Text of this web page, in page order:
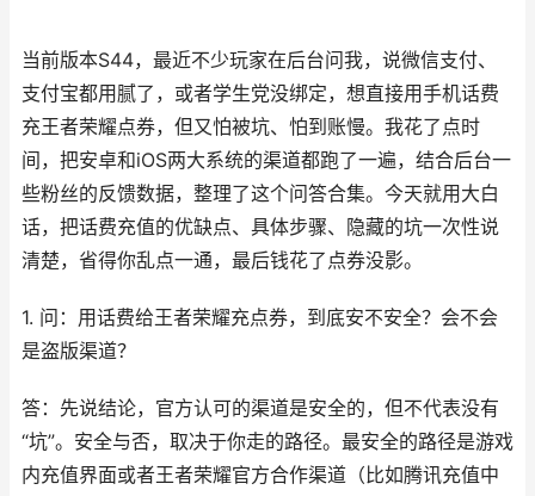
当前版本S44，最近不少玩家在后台问我，说微信支付、
支付宝都用腻了，或者学生党没绑定，想直接用手机话费
充王者荣耀点券，但又怕被坑、怕到账慢。我花了点时
间，把安卓和iOS两大系统的渠道都跑了一遍，结合后台一
些粉丝的反馈数据，整理了这个问答合集。今天就用大白
话，把话费充值的优缺点、具体步骤、隐藏的坑一次性说
清楚，省得你乱点一通，最后钱花了点券没影。
1. 问：用话费给王者荣耀充点券，到底安不安全？会不会
是盗版渠道？
答：先说结论，官方认可的渠道是安全的，但不代表没有
“坑”。安全与否，取决于你走的路径。最安全的路径是游戏
内充值界面或者王者荣耀官方合作渠道（比如腾讯充值中